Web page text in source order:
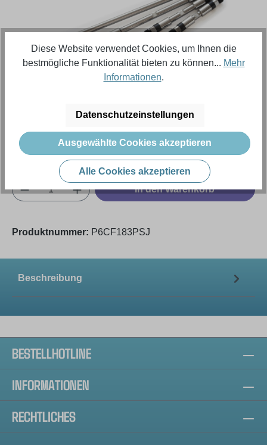
334,73 €
Inhalt: 5 Stück (Menge) (66,95 € / 1 Stück (Menge))
Preise exkl. MwSt. zzgl. Versandkosten
Produkt Anzahl: Gib den gewünschten
In den Warenkorb
Produktnummer: P6CF183PSJ
Beschreibung
BESTELLHOTLINE
INFORMATIONEN
RECHTLICHES
Diese Website verwendet Cookies, um Ihnen die
bestmögliche Funktionalität bieten zu können... Mehr
Informationen.
Datenschutzeinstellungen
Ausgewählte Cookies akzeptieren
Alle Cookies akzeptieren